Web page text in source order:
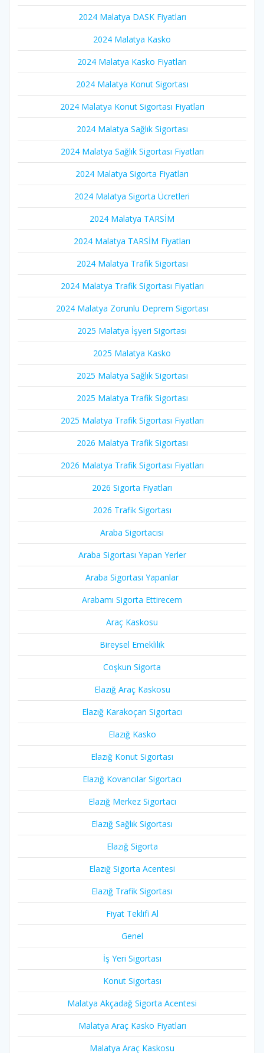
2024 Malatya DASK Fiyatları
2024 Malatya Kasko
2024 Malatya Kasko Fiyatları
2024 Malatya Konut Sigortası
2024 Malatya Konut Sigortası Fiyatları
2024 Malatya Sağlık Sigortası
2024 Malatya Sağlık Sigortası Fiyatları
2024 Malatya Sigorta Fiyatları
2024 Malatya Sigorta Ücretleri
2024 Malatya TARSİM
2024 Malatya TARSİM Fiyatları
2024 Malatya Trafik Sigortası
2024 Malatya Trafik Sigortası Fiyatları
2024 Malatya Zorunlu Deprem Sigortası
2025 Malatya İşyeri Sigortası
2025 Malatya Kasko
2025 Malatya Sağlık Sigortası
2025 Malatya Trafik Sigortası
2025 Malatya Trafik Sigortası Fiyatları
2026 Malatya Trafik Sigortası
2026 Malatya Trafik Sigortası Fiyatları
2026 Sigorta Fiyatları
2026 Trafik Sigortası
Araba Sigortacısı
Araba Sigortası Yapan Yerler
Araba Sigortası Yapanlar
Arabamı Sigorta Ettirecem
Araç Kaskosu
Bireysel Emeklilik
Coşkun Sigorta
Elazığ Araç Kaskosu
Elazığ Karakoçan Sigortacı
Elazığ Kasko
Elazığ Konut Sigortası
Elazığ Kovancılar Sigortacı
Elazığ Merkez Sigortacı
Elazığ Sağlık Sigortası
Elazığ Sigorta
Elazığ Sigorta Acentesi
Elazığ Trafik Sigortası
Fiyat Teklifi Al
Genel
İş Yeri Sigortası
Konut Sigortası
Malatya Akçadağ Sigorta Acentesi
Malatya Araç Kasko Fiyatları
Malatya Araç Kaskosu